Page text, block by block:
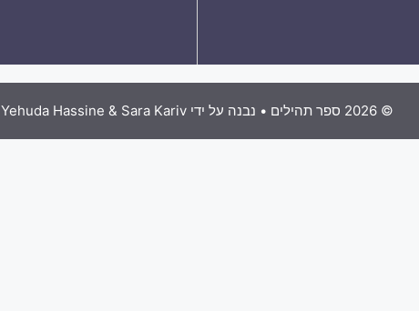
© 2026 ספר תהילים • נבנה על ידיYehuda Hassine & Sara Kariv